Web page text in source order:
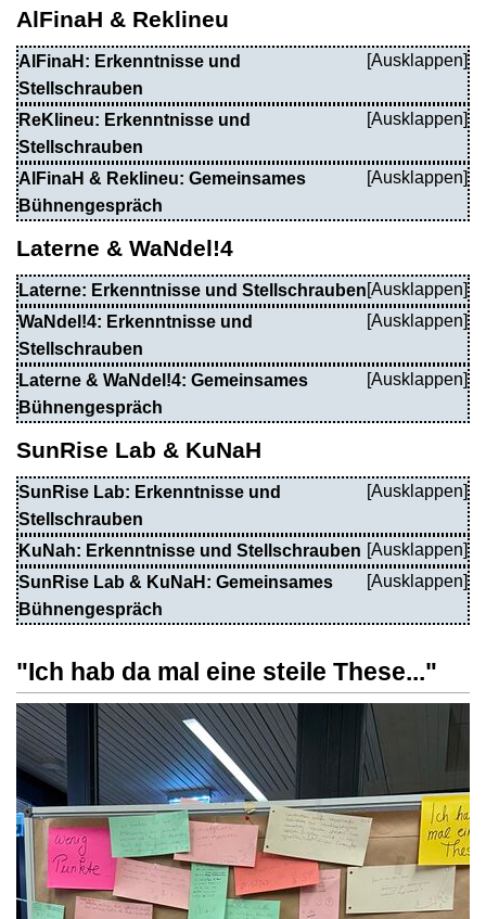
AlFinaH & Reklineu
AlFinaH: Erkenntnisse und
Stellschrauben
ReKlineu: Erkenntnisse und
Stellschrauben
AlFinaH & Reklineu: Gemeinsames
Bühnengespräch
Laterne & WaNdel!4
Laterne: Erkenntnisse und Stellschrauben
WaNdel!4: Erkenntnisse und
Stellschrauben
Laterne & WaNdel!4: Gemeinsames
Bühnengespräch
SunRise Lab & KuNaH
SunRise Lab: Erkenntnisse und
Stellschrauben
KuNah: Erkenntnisse und Stellschrauben
SunRise Lab & KuNaH: Gemeinsames
Bühnengespräch
"Ich hab da mal eine steile These..."